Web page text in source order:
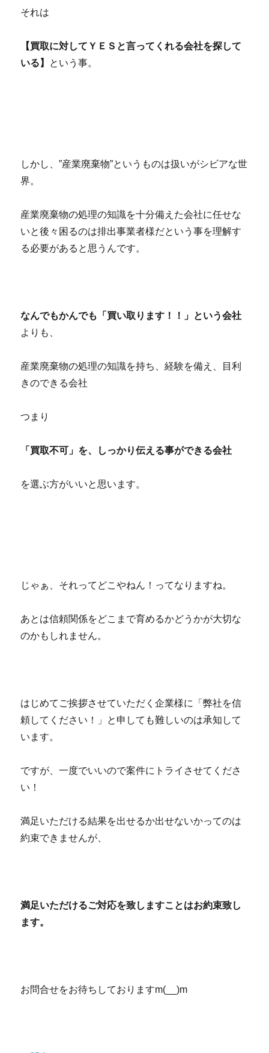
それは
【買取に対してＹＥＳと言ってくれる会社を探して
いる】 という事。
しかし、”産業廃棄物”というものは扱いがシビアな世
界。
産業廃棄物の処理の知識を十分備えた会社に任せな
いと後々困るのは排出事業者様だという事を理解す
る必要があると思うんです。
なんでもかんでも「買い取ります！！」という会社
よりも、
産業廃棄物の処理の知識を持ち、経験を備え、目利
きのできる会社
つまり
「買取不可」を、しっかり伝える事ができる会社
を選ぶ方がいいと思います。
じゃぁ、それってどこやねん！ってなりますね。
あとは信頼関係をどこまで育めるかどうかが大切な
のかもしれません。
はじめてご挨拶させていただく企業様に「弊社を信
頼してください！」と申しても難しいのは承知して
います。
ですが、一度でいいので案件にトライさせてくださ
い！
満足いただける結果を出せるか出せないかってのは
約束できませんが、
満足いただけるご対応を致しますことはお約束致し
ます。
お問合せをお待ちしておりますm(__)m